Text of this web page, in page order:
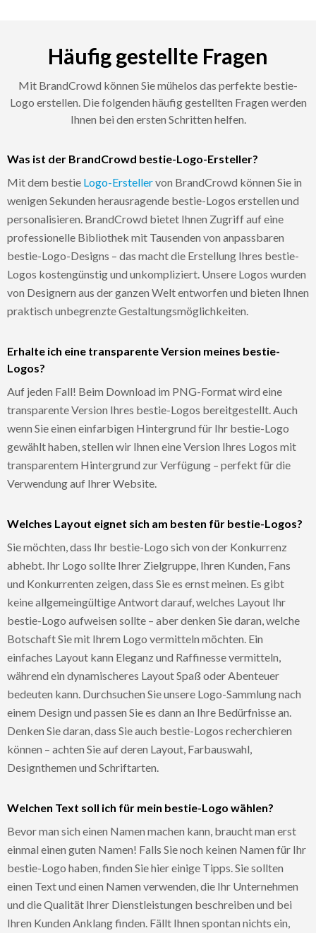
Häufig gestellte Fragen
Mit BrandCrowd können Sie mühelos das perfekte bestie-
Logo erstellen. Die folgenden häufig gestellten Fragen werden
Ihnen bei den ersten Schritten helfen.
Was ist der BrandCrowd bestie-Logo-Ersteller?
Mit dem bestie Logo-Erstellervon BrandCrowd können Sie in
wenigen Sekunden herausragende bestie-Logos erstellen und
personalisieren. BrandCrowd bietet Ihnen Zugriff auf eine
professionelle Bibliothek mit Tausenden von anpassbaren
bestie-Logo-Designs – das macht die Erstellung Ihres bestie-
Logos kostengünstig und unkompliziert. Unsere Logos wurden
von Designern aus der ganzen Welt entworfen und bieten Ihnen
praktisch unbegrenzte Gestaltungsmöglichkeiten.
Erhalte ich eine transparente Version meines bestie-
Logos?
Auf jeden Fall! Beim Download im PNG-Format wird eine
transparente Version Ihres bestie-Logos bereitgestellt. Auch
wenn Sie einen einfarbigen Hintergrund für Ihr bestie-Logo
gewählt haben, stellen wir Ihnen eine Version Ihres Logos mit
transparentem Hintergrund zur Verfügung – perfekt für die
Verwendung auf Ihrer Website.
Welches Layout eignet sich am besten für bestie-Logos?
Sie möchten, dass Ihr bestie-Logo sich von der Konkurrenz
abhebt. Ihr Logo sollte Ihrer Zielgruppe, Ihren Kunden, Fans
und Konkurrenten zeigen, dass Sie es ernst meinen. Es gibt
keine allgemeingültige Antwort darauf, welches Layout Ihr
bestie-Logo aufweisen sollte – aber denken Sie daran, welche
Botschaft Sie mit Ihrem Logo vermitteln möchten. Ein
einfaches Layout kann Eleganz und Raffinesse vermitteln,
während ein dynamischeres Layout Spaß oder Abenteuer
bedeuten kann. Durchsuchen Sie unsere Logo-Sammlung nach
einem Design und passen Sie es dann an Ihre Bedürfnisse an.
Denken Sie daran, dass Sie auch bestie-Logos recherchieren
können – achten Sie auf deren Layout, Farbauswahl,
Designthemen und Schriftarten.
Welchen Text soll ich für mein bestie-Logo wählen?
Bevor man sich einen Namen machen kann, braucht man erst
einmal einen guten Namen! Falls Sie noch keinen Namen für Ihr
bestie-Logo haben, finden Sie hier einige Tipps. Sie sollten
einen Text und einen Namen verwenden, die Ihr Unternehmen
und die Qualität Ihrer Dienstleistungen beschreiben und bei
Ihren Kunden Anklang finden. Fällt Ihnen spontan nichts ein,